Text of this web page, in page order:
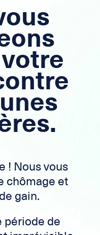
! Nous vous
chômage et
gain.
période de